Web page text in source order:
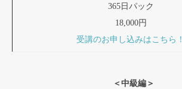
365日パック
18,000円
受講のお申し込みはこちら！
＜中級編＞